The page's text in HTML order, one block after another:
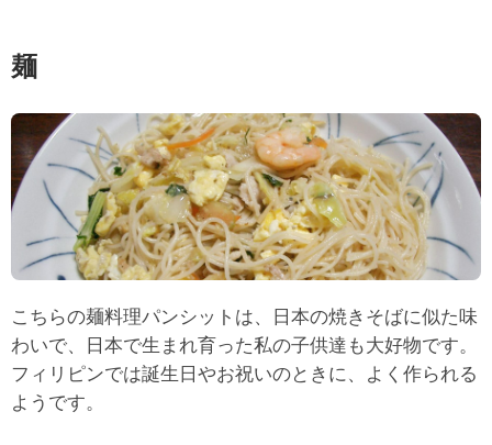
麺
こちらの麺料理パンシットは、日本の焼きそばに似た味
わいで、日本で生まれ育った私の子供達も大好物です。
フィリピンでは誕生日やお祝いのときに、よく作られる
ようです。